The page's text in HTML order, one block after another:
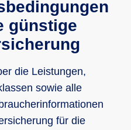
günstige
die Leistungen,
sowie alle
für die